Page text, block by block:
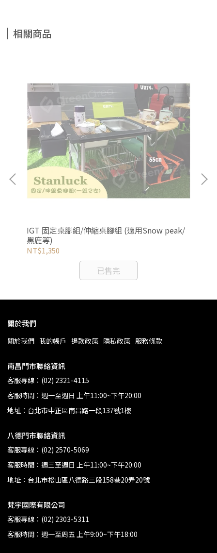
相關商品
IGT 固定桌腳組/伸縮桌腳組 (適用Snow peak/
黑鹿等)
NT$1,350
已售完
關於我們
關於我們 我的帳戶 退款政策 隱私政策 服務條款
南昌門市聯絡資訊
客服專線：(02) 2321-4115
客服時間：週一至週日 上午11:00~下午20:00
地址：台北市中正區南昌路一段137號1樓
八德門市聯絡資訊
客服專線：(02) 2570-5069
客服時間：週三至週日 上午11:00~下午20:00
地址：台北市松山區八德路三段158巷20弄20號
梵宇國際有限公司
客服專線：(02) 2303-5311
客服時間：週一至周五 上午9:00~下午18:00